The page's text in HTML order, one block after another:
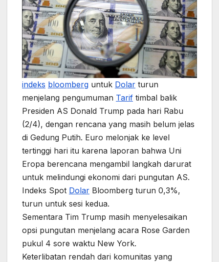
indeks bloomberg untuk Dolar turun
menjelang pengumuman Tarif timbal balik
Presiden AS Donald Trump pada hari Rabu
(2/4), dengan rencana yang masih belum jelas
di Gedung Putih. Euro melonjak ke level
tertinggi hari itu karena laporan bahwa Uni
Eropa berencana mengambil langkah darurat
untuk melindungi ekonomi dari pungutan AS.
Indeks Spot Dolar Bloomberg turun 0,3%,
turun untuk sesi kedua.
Sementara Tim Trump masih menyelesaikan
opsi pungutan menjelang acara Rose Garden
pukul 4 sore waktu New York.
Keterlibatan rendah dari komunitas yang